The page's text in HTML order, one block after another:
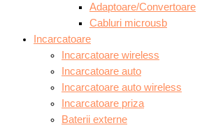
Adaptoare/Convertoare
Cabluri microusb
Incarcatoare
Incarcatoare wireless
Incarcatoare auto
Incarcatoare auto wireless
Incarcatoare priza
Baterii externe